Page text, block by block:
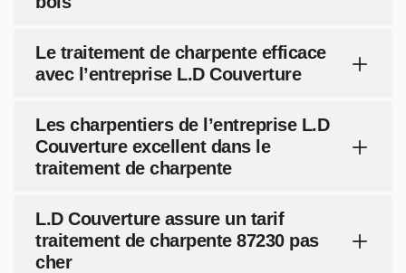
Le traitement de charpente efficace
avec l’entreprise L.D Couverture
Les charpentiers de l’entreprise L.D
Couverture excellent dans le
traitement de charpente
L.D Couverture assure un tarif
traitement de charpente 87230 pas
cher